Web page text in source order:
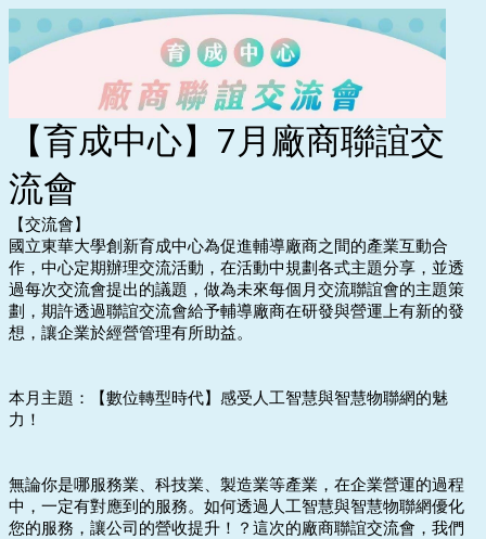
【育成中心】7月廠商聯誼交
流會
【交流會】
國立東華大學創新育成中心為促進輔導廠商之間的產業互動合
作，中心定期辦理交流活動，在活動中規劃各式主題分享，並透
過每次交流會提出的議題，做為未來每個月交流聯誼會的主題策
劃，期許透過聯誼交流會給予輔導廠商在研發與營運上有新的發
想，讓企業於經營管理有所助益。
本月主題：【數位轉型時代】感受人工智慧與智慧物聯網的魅
力！
無論你是哪服務業、科技業、製造業等產業，在企業營運的過程
中，一定有對應到的服務。如何透過人工智慧與智慧物聯網優化
您的服務，讓公司的營收提升！？這次的廠商聯誼交流會，我們